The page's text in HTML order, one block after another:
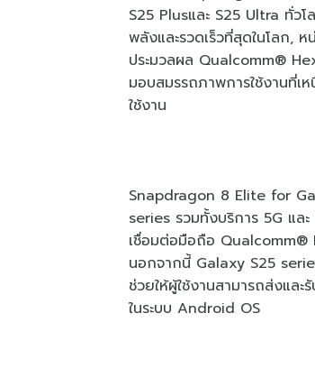
S25 Plusและ S25 Ultra ทั่
พลังและรวดเร็วที่สุดในโลก,
ประมวลผล Qualcomm®
มอบสมรรถภาพการใช้งานที่เ
ใช้งาน
Snapdragon 8 Elite for
series รวมทั้งบริการ 5G แล
เชื่อมต่อมือถือ Qualcomm®
นอกจากนี้ Galaxy S25
ช่วยให้ผู้ใช้งานสามารถส่งแล
ในระบบ Android OS